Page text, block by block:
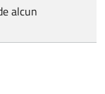
alcun